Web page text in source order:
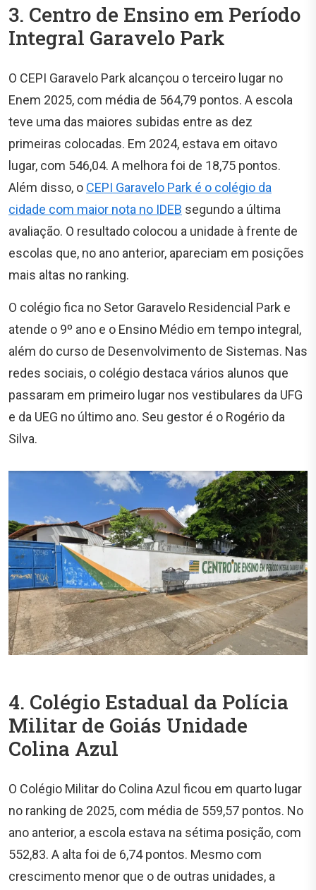
3. Centro de Ensino em Período
Integral Garavelo Park
O CEPI Garavelo Park alcançou o terceiro lugar no
Enem 2025, com média de 564,79 pontos. A escola
teve uma das maiores subidas entre as dez
primeiras colocadas. Em 2024, estava em oitavo
lugar, com 546,04. A melhora foi de 18,75 pontos.
Além disso, o CEPI Garavelo Park é o colégio da
cidade com maior nota no IDEB segundo a última
avaliação. O resultado colocou a unidade à frente de
escolas que, no ano anterior, apareciam em posições
mais altas no ranking.
O colégio fica no Setor Garavelo Residencial Park e
atende o 9º ano e o Ensino Médio em tempo integral,
além do curso de Desenvolvimento de Sistemas. Nas
redes sociais, o colégio destaca vários alunos que
passaram em primeiro lugar nos vestibulares da UFG
e da UEG no último ano. Seu gestor é o Rogério da
Silva.
4. Colégio Estadual da Polícia
Militar de Goiás Unidade
Colina Azul
O Colégio Militar do Colina Azul ficou em quarto lugar
no ranking de 2025, com média de 559,57 pontos. No
ano anterior, a escola estava na sétima posição, com
552,83. A alta foi de 6,74 pontos. Mesmo com
crescimento menor que o de outras unidades, a